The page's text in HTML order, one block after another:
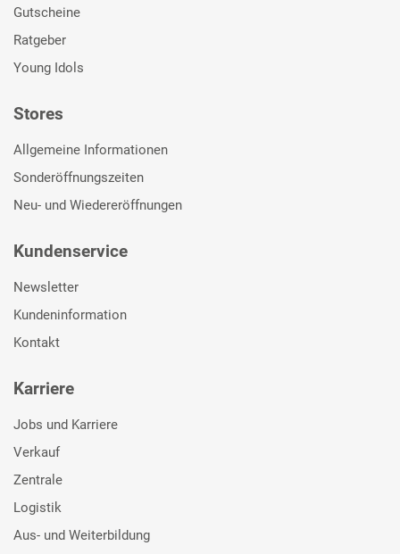
Gutscheine
Ratgeber
Young Idols
Stores
Allgemeine Informationen
Sonderöffnungszeiten
Neu- und Wiedereröffnungen
Kundenservice
Newsletter
Kundeninformation
Kontakt
Karriere
Jobs und Karriere
Verkauf
Zentrale
Logistik
Aus- und Weiterbildung